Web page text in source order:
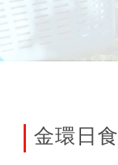
金環日食